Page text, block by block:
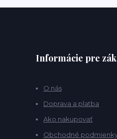
Informácie pre
O nás
Doprava a platba
Ako nakupovať
Obchodné